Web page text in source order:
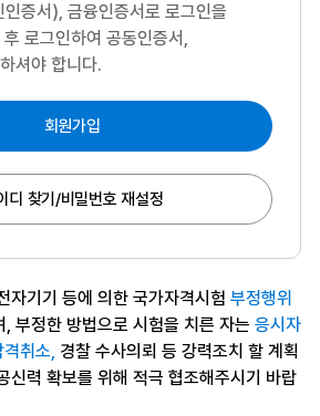
증서), 금융인증서로 로그인을
후 로그인하여 공동인증서,
셔야 합니다.
회원가입
디 찾기/비밀번호 재설정
자기기 등에 의한 국가자격시험 부정행위
, 부정한 방법으로 시험을 치른 자는 응시자
취소, 경찰 수사의뢰 등 강력조치 할 계획
신력 확보를 위해 적극 협조해주시기 바랍